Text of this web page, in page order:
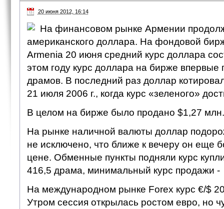
20 июня 2012, 16:14
На финансовом рынке Армении
американского доллара. На фондовой
Armenia 20 июня средний курс доллара
этом году курс доллара на бирже впервые
драмов. В последний раз доллар
21 июля 2006 г., когда курс «зеленого»
В целом на бирже было продано $1,27 млн.
На рынке наличной валюты доллар
не исключено, что ближе к вечеру он еще
цене. Обменные пункты подняли курс
416,5 драма, минимальный курс продажи
На международном рынке Forex курс €/$
Утром сессия открылась ростом евро, но